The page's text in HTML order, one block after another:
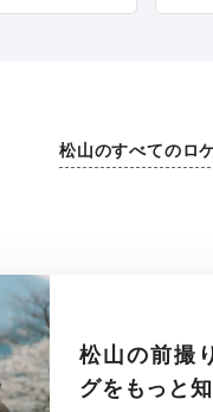
松山のすべてのロ
松山の前撮
グをもっと